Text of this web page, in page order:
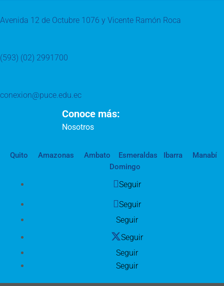
Avenida 12 de Octubre 1076 y Vicente Ramón Roca
(593) (02) 2991700
conexion@puce.edu.ec
Conoce más:
Nosotros
Quito Amazonas Ambato Esmeraldas Ibarra
Manabí
Domingo
Seguir
Seguir
Seguir
Seguir
Seguir
Seguir